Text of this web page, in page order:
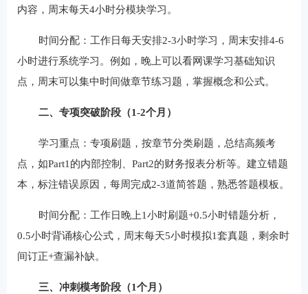
内容，周末每天4小时分模块学习。
时间分配：工作日每天安排2-3小时学习，周末安排4-6
小时进行系统学习。例如，晚上可以看网课学习基础知识
点，周末可以集中时间做章节练习题，掌握概念和公式。
二、专项突破阶段（1-2个月）
学习重点：专项刷题，按章节分类刷题，总结高频考
点，如Part1的内部控制、Part2的财务报表分析等。建立错题
本，标注错误原因，每周完成2-3道简答题，熟悉答题模板。
时间分配：工作日晚上1小时刷题+0.5小时错题分析，
0.5小时背诵核心公式，周末每天5小时模拟1套真题，剩余时
间订正+查漏补缺。
三、冲刺模考阶段（1个月）